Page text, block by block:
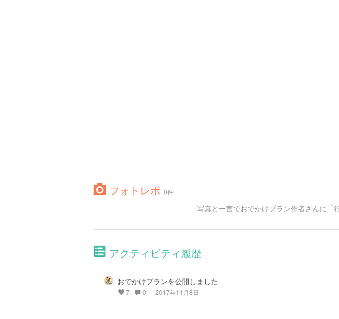
フォトレポ 0件
写真と一言でおでかけプラン作者さんに「
アクティビティ履歴
おでかけプランを公開しました
7 0 2017年11月8日